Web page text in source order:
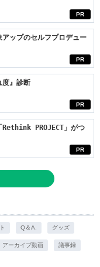
PR
PR
ップのセルフプロデュー
PR
度』診断
PR
Rethink PROJECT」がつ
Q＆A. グッズ
アーカイブ動画 議事録